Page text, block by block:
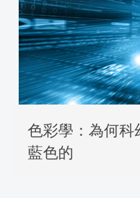
色彩學：為何科
藍色的